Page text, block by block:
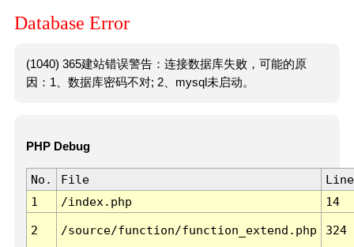
Database Error
(1040) 365建站错误警告：连接数据库失败，可能的原
因：1、数据库密码不对; 2、mysql未启动。
PHP Debug
No. File
Line
1
/index.php 14
2 /source/function/function_extend.php 324